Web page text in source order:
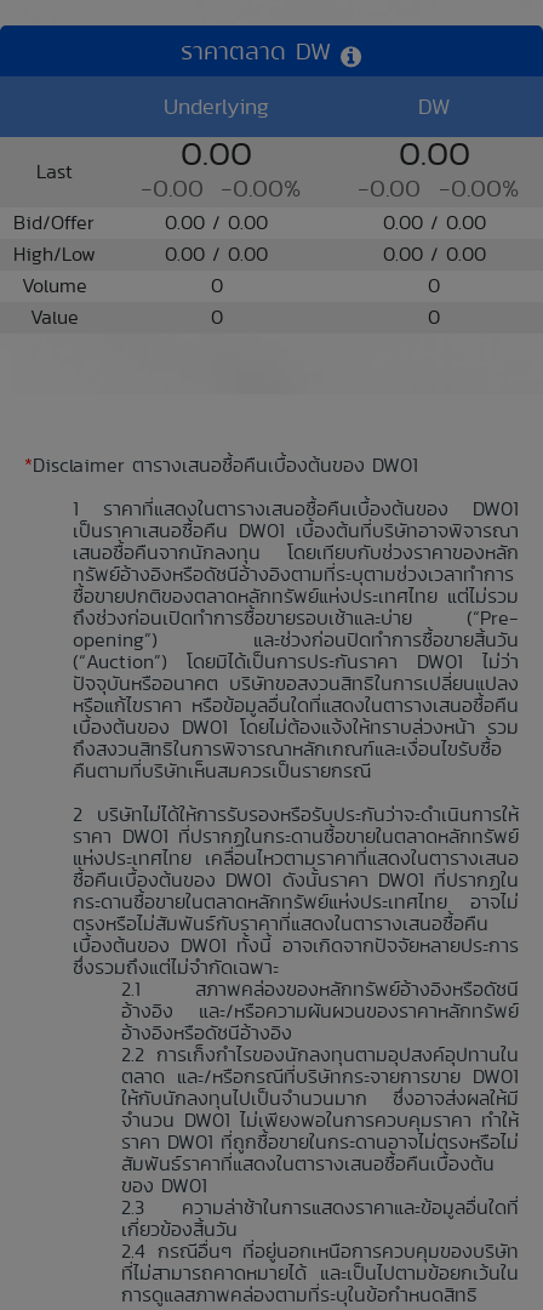
ราคาตลาด DW
Underlying DW
Last 0.00
-0.00 -0.00%
0.00
-0.00 -0.00%
Bid/Offer 0.00 / 0.00
0.00 / 0.00
High/Low
0.00 / 0.00
0.00 / 0.00
Volume
0
0
Value
0 0
*Disclaimer ตารางเสนอซื้อคืนเบื้องต้นของ DW01
ราคาที่แสดงในตารางเสนอซื้อคืนเบื้องต้นของ DW01
เป็นราคาเสนอซื้อคืน DW01 เบื้องต้นที่บริษัทอาจพิจารณา
เสนอซื้อคืนจากนักลงทุน โดยเทียบกับช่วงราคาของหลัก
ทรัพย์อ้างอิงหรือดัชนีอ้างอิงตามที่ระบุตามช่วงเวลาทำการ
ซื้อขายปกติของตลาดหลักทรัพย์แห่งประเทศไทย แต่ไม่รวม
ถึงช่วงก่อนเปิดทำการซื้อขายรอบเช้าและบ่าย (“Pre-
opening”) และช่วงก่อนปิดทำการซื้อขายสิ้นวัน
(“Auction”) โดยมิได้เป็นการประกันราคา DW01 ไม่ว่า
ปัจจุบันหรืออนาคต บริษัทขอสงวนสิทธิในการเปลี่ยนแปลง
หรือแก้ไขราคา หรือข้อมูลอื่นใดที่แสดงในตารางเสนอซื้อคืน
เบื้องต้นของ DW01 โดยไม่ต้องแจ้งให้ทราบล่วงหน้า รวม
ถึงสงวนสิทธิในการพิจารณาหลักเกณฑ์และเงื่อนไขรับซื้อ
คืนตามที่บริษัทเห็นสมควรเป็นรายกรณี
บริษัทไม่ได้ให้การรับรองหรือรับประกันว่าจะดำเนินการให้
ราคา DW01 ที่ปรากฏในกระดานซื้อขายในตลาดหลักทรัพย์
แห่งประเทศไทย เคลื่อนไหวตามราคาที่แสดงในตารางเสนอ
ซื้อคืนเบื้องต้นของ DW01 ดังนั้นราคา DW01 ที่ปรากฏใน
กระดานซื้อขายในตลาดหลักทรัพย์แห่งประเทศไทย อาจไม่
ตรงหรือไม่สัมพันธ์กับราคาที่แสดงในตารางเสนอซื้อคืน
เบื้องต้นของ DW01 ทั้งนี้ อาจเกิดจากปัจจัยหลายประการ
ซึ่งรวมถึงแต่ไม่จำกัดเฉพาะ
สภาพคล่องของหลักทรัพย์อ้างอิงหรือดัชนี
อ้างอิง และ/หรือความผันผวนของราคาหลักทรัพย์
อ้างอิงหรือดัชนีอ้างอิง
การเก็งกำไรของนักลงทุนตามอุปสงค์อุปทานใน
ตลาด และ/หรือกรณีที่บริษัทกระจายการขาย DW01
ให้กับนักลงทุนไปเป็นจำนวนมาก ซึ่งอาจส่งผลให้มี
จำนวน DW01 ไม่เพียงพอในการควบคุมราคา ทำให้
ราคา DW01 ที่ถูกซื้อขายในกระดานอาจไม่ตรงหรือไม่
สัมพันธ์ราคาที่แสดงในตารางเสนอซื้อคืนเบื้องต้น
ของ DW01
ความล่าช้าในการแสดงราคาและข้อมูลอื่นใดที่
เกี่ยวข้องสิ้นวัน
กรณีอื่นๆ ที่อยู่นอกเหนือการควบคุมของบริษัท
ที่ไม่สามารถคาดหมายได้ และเป็นไปตามข้อยกเว้นใน
การดูแลสภาพคล่องตามที่ระบุในข้อกำหนดสิทธิ